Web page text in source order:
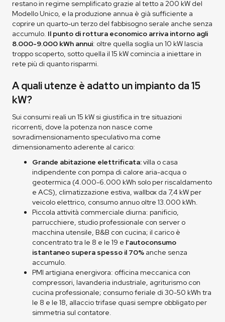
restano in regime semplificato grazie al tetto a 200 kW del
Modello Unico, e la produzione annua è già sufficiente a
coprire un quarto-un terzo del fabbisogno serale anche senza
accumulo. Il punto di rottura economico arriva intorno agli
8.000-9.000 kWh annui: oltre quella soglia un 10 kW lascia
troppo scoperto, sotto quella il 15 kW comincia a iniettare in
rete più di quanto risparmi.
A quali utenze è adatto un impianto da 15
kW?
Sui consumi reali un 15 kW si giustifica in tre situazioni
ricorrenti, dove la potenza non nasce come
sovradimensionamento speculativo ma come
dimensionamento aderente al carico:
Grande abitazione elettrificata:villa o casa
indipendente con pompa di calore aria-acqua o
geotermica (4.000-6.000 kWh solo per riscaldamento
e ACS), climatizzazione estiva, wallbox da 7,4 kW per
veicolo elettrico, consumo annuo oltre 13.000 kWh.
Piccola attività commerciale diurna: panificio,
parrucchiere, studio professionale con server o
macchina utensile, B&B con cucina; il carico è
concentrato tra le 8 e le 19 e l'autoconsumo
istantaneo supera spesso il 70% anche senza
accumulo.
PMI artigiana energivora: officina meccanica con
compressori, lavanderia industriale, agriturismo con
cucina professionale; consumo feriale di 30-50 kWh tra
le 8 e le 18, allaccio trifase quasi sempre obbligato per
simmetria sul contatore.